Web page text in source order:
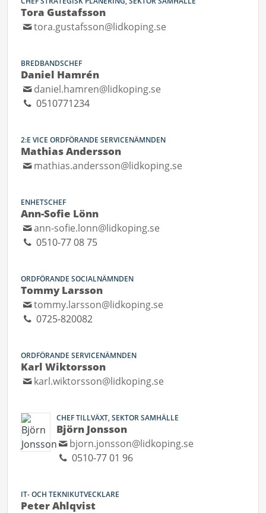
Tora Gustafsson
tora.gustafsson@lidkoping.se
BREDBANDSCHEF
Daniel Hamrén
daniel.hamren@lidkoping.se
0510771234
2:E VICE ORDFÖRANDE SERVICENÄMNDEN
Mathias Andersson
mathias.andersson@lidkoping.se
ENHETSCHEF
Ann-Sofie Lönn
ann-sofie.lonn@lidkoping.se
0510-77 08 75
ORDFÖRANDE SOCIALNÄMNDEN
Tommy Larsson
tommy.larsson@lidkoping.se
0725-820082
ORDFÖRANDE SERVICENÄMNDEN
Karl Wiktorsson
karl.wiktorsson@lidkoping.se
CHEF TILLVÄXT, SEKTOR SAMHÄLLE
Björn Jonsson
bjorn.jonsson@lidkoping.se
0510-77 01 96
IT- OCH TEKNIKUTVECKLARE
Peter Ahlqvist